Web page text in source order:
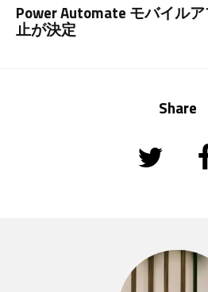
Power Automate モバイル
止が決定
Share